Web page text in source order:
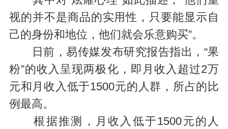
视的并不是商品的实用性，只要能显示自
己的身份和地位，他们就会乐意购买”。
日前，易传媒发布研究报告指出，“果
粉”的收入呈现两极化，即月收入超过2万
元和月收入低于1500元的人群，所占的比
例最高。
根据推测，月收入低于1500元的人